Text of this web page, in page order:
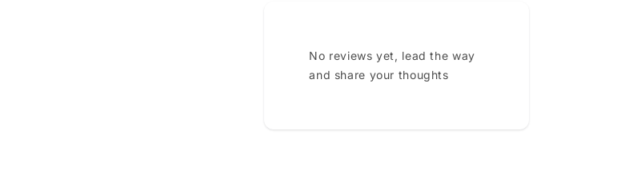
No reviews yet, lead the way
and share your thoughts